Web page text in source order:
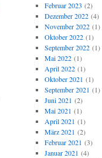
Februar 2023 (2)
Dezember 2022(4)
November 2022(1)
Oktober 2022(1)
September 2022(1)
Mai 2022(1)
April 2022(1)
Oktober 2021 (1)
September 2021 (1)
Juni 2021 (2)
Mai 2021 (1)
April 2021 (1)
März 2021 (2)
Februar 2021 (3)
Januar 2021 (4)